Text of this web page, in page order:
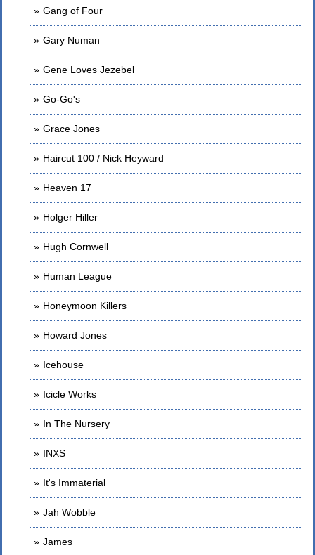
Gang of Four
Gary Numan
Gene Loves Jezebel
Go-Go's
Grace Jones
Haircut 100 / Nick Heyward
Heaven 17
Holger Hiller
Hugh Cornwell
Human League
Honeymoon Killers
Howard Jones
Icehouse
Icicle Works
In The Nursery
INXS
It's Immaterial
Jah Wobble
James